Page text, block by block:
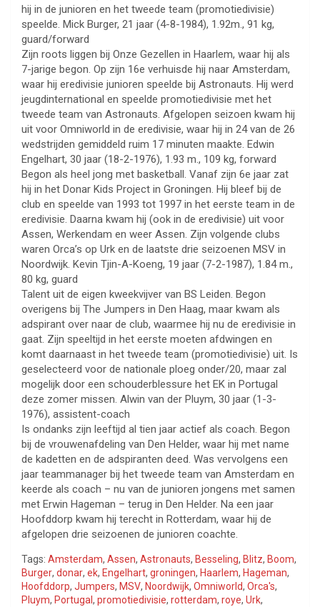
hij in de junioren en het tweede team (promotiedivisie)
speelde. Mick Burger, 21 jaar (4-8-1984), 1.92m., 91 kg,
guard/forward
Zijn roots liggen bij Onze Gezellen in Haarlem, waar hij als
7-jarige begon. Op zijn 16e verhuisde hij naar Amsterdam,
waar hij eredivisie junioren speelde bij Astronauts. Hij werd
jeugdinternational en speelde promotiedivisie met het
tweede team van Astronauts. Afgelopen seizoen kwam hij
uit voor Omniworld in de eredivisie, waar hij in 24 van de 26
wedstrijden gemiddeld ruim 17 minuten maakte. Edwin
Engelhart, 30 jaar (18-2-1976), 1.93 m., 109 kg, forward
Begon als heel jong met basketball. Vanaf zijn 6e jaar zat
hij in het Donar Kids Project in Groningen. Hij bleef bij de
club en speelde van 1993 tot 1997 in het eerste team in de
eredivisie. Daarna kwam hij (ook in de eredivisie) uit voor
Assen, Werkendam en weer Assen. Zijn volgende clubs
waren Orca’s op Urk en de laatste drie seizoenen MSV in
Noordwijk. Kevin Tjin-A-Koeng, 19 jaar (7-2-1987), 1.84 m.,
80 kg, guard
Talent uit de eigen kweekvijver van BS Leiden. Begon
overigens bij The Jumpers in Den Haag, maar kwam als
adspirant over naar de club, waarmee hij nu de eredivisie in
gaat. Zijn speeltijd in het eerste moeten afdwingen en
komt daarnaast in het tweede team (promotiedivisie) uit. Is
geselecteerd voor de nationale ploeg onder/20, maar zal
mogelijk door een schouderblessure het EK in Portugal
deze zomer missen. Alwin van der Pluym, 30 jaar (1-3-
1976), assistent-coach
Is ondanks zijn leeftijd al tien jaar actief als coach. Begon
bij de vrouwenafdeling van Den Helder, waar hij met name
de kadetten en de adspiranten deed. Was vervolgens een
jaar teammanager bij het tweede team van Amsterdam en
keerde als coach – nu van de junioren jongens met samen
met Erwin Hageman – terug in Den Helder. Na een jaar
Hoofddorp kwam hij terecht in Rotterdam, waar hij de
afgelopen drie seizoenen de junioren coachte.
Tags: Amsterdam, Assen, Astronauts, Besseling, Blitz, Boom,
Burger, donar, ek, Engelhart, groningen, Haarlem, Hageman,
Hoofddorp, Jumpers, MSV, Noordwijk, Omniworld, Orca's,
Pluym, Portugal, promotiedivisie, rotterdam, roye, Urk,